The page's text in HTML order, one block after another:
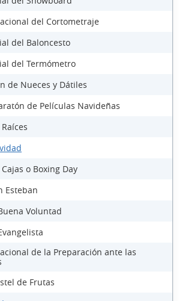
del Cortometraje
del Baloncesto
del Termómetro
de Nueces y Dátiles
de Películas Navideñas
o Boxing Day
Esteban
Voluntad
de la Preparación ante las
de Frutas